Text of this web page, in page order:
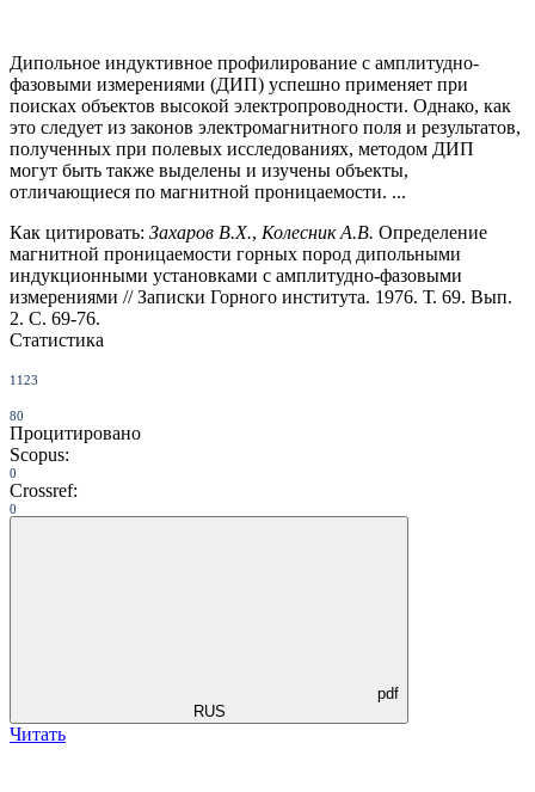
Дипольное индуктивное профилирование с амплитудно-
фазовыми измерения­ми (ДИП) успешно применяет при
поисках объектов высокой электропроводности. Однако, как
это следует из законов электромагнитного поля и ре­зультатов,
полученных при полевых исследованиях, методом ДИП
могут быть также выделены и изучены объекты,
отличающиеся по магнитной проница­емости. ...
Как цитировать: Захаров В.Х., Колесник А.В. Определение
магнитной проницаемости горных пород дипольными
индукционными установками с амплитудно-фазовыми
измерениями // Записки Горного института. 1976. Т. 69. Вып.
2. С. 69-76.
Статистика
1123
80
Процитировано
Scopus:
0
Crossref:
0
pdf
RUS
Читать